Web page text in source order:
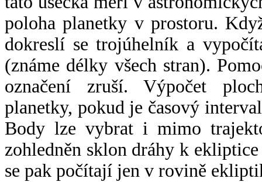
poloha planetky v prostoru.
dokreslí se trojúhelník a
(známe délky všech stran).
označení zruší. Výpočet
planetky, pokud je časový
Body lze vybrat i mimo
zohledněn sklon dráhy k
se pak počítají jen v rovině